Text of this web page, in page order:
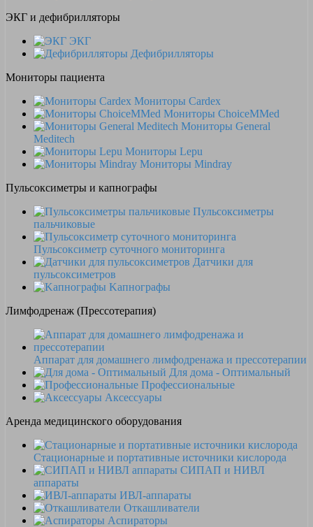
ЭКГ и дефибрилляторы
ЭКГ
Дефибрилляторы
Мониторы пациента
Мониторы Cardex
Мониторы ChoiceMMed
Мониторы General
Meditech
Мониторы Lepu
Мониторы Mindray
Пульсоксиметры и капнографы
Пульсоксиметры
пальчиковые
Пульсоксиметр суточного мониторинга
Датчики для
пульсоксиметров
Kапнографы
Лимфодренаж (Прессотерапия)
Аппарат для домашнего лимфодренажа и прессотерапии
Для дома - Оптимальный
Профессиональные
Аксессуары
Аренда медицинского оборудования
Стационарные и портативные источники кислорода
СИПАП и НИВЛ
аппараты
ИВЛ-аппараты
Откашливатели
Аспираторы